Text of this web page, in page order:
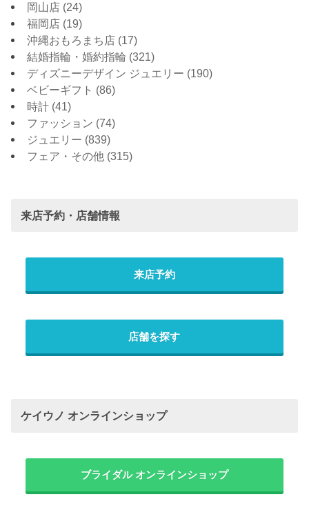
岡山店 (24)
福岡店 (19)
沖縄おもろまち店 (17)
結婚指輪・婚約指輪 (321)
ディズニーデザイン ジュエリー (190)
ベビーギフト (86)
時計 (41)
ファッション (74)
ジュエリー (839)
フェア・その他 (315)
来店予約・店舗情報
来店予約
店舗を探す
ケイウノ オンラインショップ
ブライダル オンラインショップ